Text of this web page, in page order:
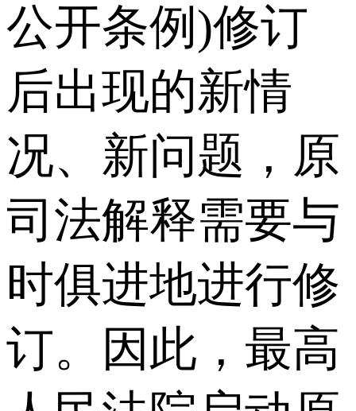
公开条例)修订
后出现的新情
况、新问题，原
司法解释需要与
时俱进地进行修
订。因此，最高